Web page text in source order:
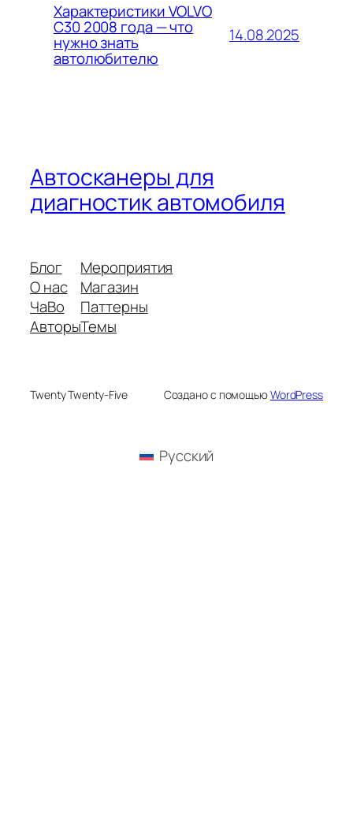
Характеристики VOLVO
C30 2008 года — что
нужно знать
автолюбителю
14.08.2025
Автосканеры для
диагностик автомобиля
Блог
О нас
ЧаВо
Авторы
Мероприятия
Магазин
Паттерны
Темы
Twenty Twenty-Five Создано с помощьюWordPress
Русский